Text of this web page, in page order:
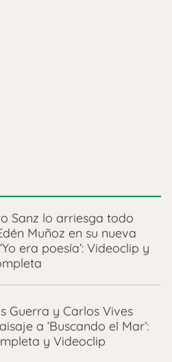
Sanz lo arriesga todo
Muñoz en su nueva
era poesía’: Videoclip y
Guerra y Carlos Vives
a ‘Buscando el Mar’:
y Videoclip